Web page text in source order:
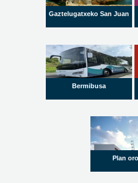
Gaztelugatxeko San Juan
Bermibusa
Plan